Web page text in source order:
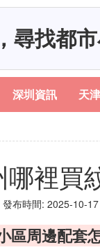
尋找都
深圳資訊 天
哪裡買
發布時間: 2025-10-
區周邊配套